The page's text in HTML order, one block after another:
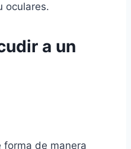
oculares.
a un
forma de manera